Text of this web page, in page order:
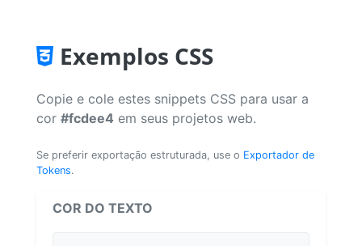
Exemplos CSS
Copie e cole estes snippets CSS para usar a
cor #fcdee4 em seus projetos web.
Se preferir exportação estruturada, use o Exportador de
Tokens.
COR DO TEXTO